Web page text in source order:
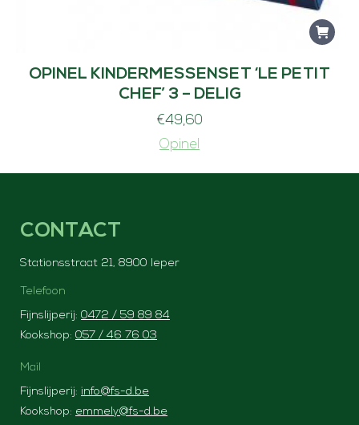
OPINEL KINDERMESSENSET ‘LE PETIT
CHEF’ 3 – DELIG
€49,60
Opinel
CONTACT
Stationsstraat 21, 8900 Ieper
Telefoon
Fijnslijperij: 0472 / 59 89 84
Kookshop: 057 / 46 76 03
Mail
Fijnslijperij: info@fs-d.be
Kookshop: emmely@fs-d.be